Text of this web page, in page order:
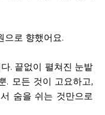
으로 향했어요.
. 끝없이 펼쳐진 눈밭
. 모든 것이 고요하고,
숨을 쉬는 것만으로